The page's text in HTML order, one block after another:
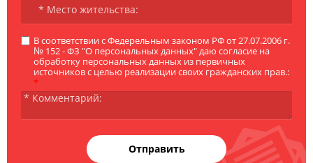
В соответствии с Федерельным законом РФ от 27.07.2006 г.
№ 152 - ФЗ "О персональных данных" даю согласие на
обработку персональных данных из первичных
источников с целью реализации своих гражданских прав.:
*
Отправить